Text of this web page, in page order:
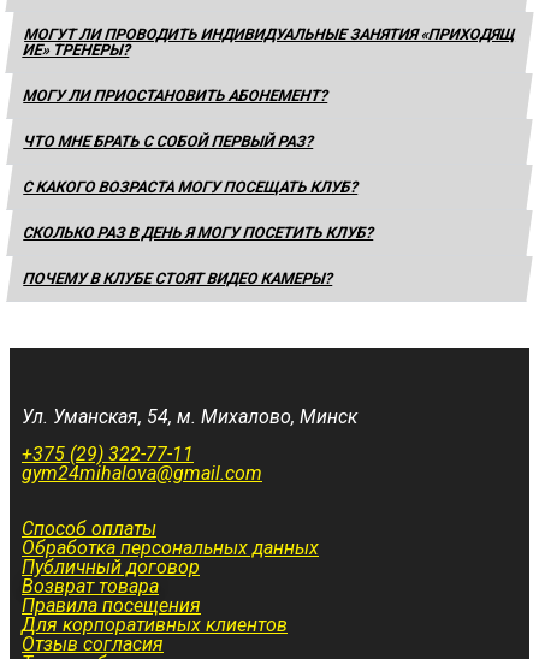
МОГУТ ЛИ ПРОВОДИТЬ ИНДИВИДУАЛЬНЫЕ ЗАНЯТИЯ «ПРИХОДЯЩ
ИЕ» ТРЕНЕРЫ?
МОГУ ЛИ ПРИОСТАНОВИТЬ АБОНЕМЕНТ?
ЧТО МНЕ БРАТЬ С СОБОЙ ПЕРВЫЙ РАЗ?
С КАКОГО ВОЗРАСТА МОГУ ПОСЕЩАТЬ КЛУБ?
СКОЛЬКО РАЗ В ДЕНЬ Я МОГУ ПОСЕТИТЬ КЛУБ?
ПОЧЕМУ В КЛУБЕ СТОЯТ ВИДЕО КАМЕРЫ?
Ул. Уманская, 54, м. Михалово, Минск
+375 (29) 322-77-11
gym24mihalova@gmail.com
Способ оплаты
Обработка персональных данных
Публичный договор
Возврат товара
Правила посещения
Для корпоративных клиентов
Отзыв согласия